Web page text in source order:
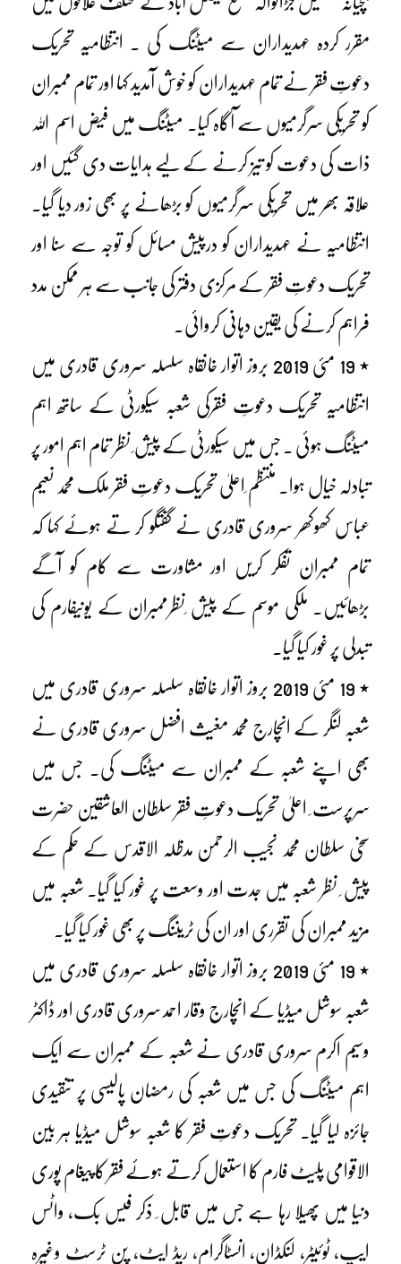
مقرر کردہ عہدیداران سے میٹنگ کی ۔ انتظامیہ تحریک
دعوتِ فقر نے تمام عہدیداران کو خوش آمدید کہا اور تمام ممبران
کو تحریکی سرگرمیوں سے آگاہ کیا۔ میٹنگ میں فیض اسم اللہ
ذات کی دعوت کو تیز کرنے کے لیے ہدایات دی گئیں اور
علاقہ بھر میں تحریکی سرگرمیوں کو بڑھانے پر بھی زور دیا گیا۔
انتظامیہ نے عہدیداران کو درپیش مسائل کو توجہ سے سنا اور
تحریک دعوتِ فقر کے مرکزی دفتر کی جانب سے ہر ممکن مدد
فراہم کرنے کی یقین دہانی کروائی۔
٭ 19 مئی 2019 بروز اتوار خانقاہ سلسلہ سروری قادری میں
انتظامیہ تحریک دعوتِ فقرکی شعبہ سیکورٹی کے ساتھ اہم
میٹنگ ہوئی ۔ جس میں سیکورٹی کے پیش ِ نظر تمام اہم امور پر
تبادلہ خیال ہوا۔ منتظم ِاعلیٰ تحریک دعوتِ فقر ملک محمد نعیم
عباس کھوکھر سروری قادری نے گفتگو کر تے ہوئے کہا کہ
تمام ممبران تفکر کریں اور مشاورت سے کام کو آگے
بڑھائیں۔ ملکی موسم کے پیش ِنظرممبران کے یونیفارم کی
تبدلی پر غور کیا گیا۔
٭ 19 مئی 2019 بروز اتوار خانقاہ سلسلہ سروری قادری میں
شعبہ لنگر کے انچارج محمد مغیث افضل سروری قادری نے
بھی اپنے شعبہ کے ممبران سے میٹنگ کی۔ جس میں
سرپرست ِ اعلیٰ تحریک دعوتِ فقر سلطان العاشقین حضرت
سخی سلطان محمد نجیب الرحمن مدظلہ الاقدس کے حکم کے
پیش ِ نظر شعبہ میں جدت اور وسعت پر غور کیا گیا۔ شعبہ میں
مزید ممبران کی تقرری اور ان کی ٹریننگ پر بھی غور کیا گیا۔
٭ 19 مئی 2019 بروز اتوار خانقاہ سلسلہ سروری قادری میں
شعبہ سوشل میڈیا کے انچارج وقار احمد سروری قادری اور ڈاکٹر
وسیم اکرم سروری قادری نے شعبہ کے ممبران سے ایک
اہم میٹنگ کی جس میں شعبہ کی رمضان پالیسی پر تنقیدی
جائزہ لیا گیا۔ تحریک دعوتِ فقر کا شعبہ سوشل میڈیا ہر بین
الاقوامی پلیٹ فارم کا استعمال کرتے ہوئے فقر کا پیغام پوری
دنیا میں پھیلا رہا ہے جس میں قابل ِ ذکر فیس بک، واٹس
ایپ، ٹوئیٹر، لنکڈان، انسٹاگرام، ریڈ ایٹ، پن ٹرسٹ وغیرہ